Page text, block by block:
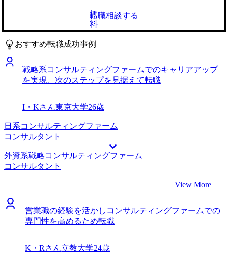
いませんが、人生においてチャレンジし続けたいので、起業
なども見据えレベルアップしていきたいです。
いう選択肢が非常に私の理想に合致していると判断しまし
た。 3社です。 結論から言うと、選考対策のレベルの高さで
す。 別のエージェントを利用し、一度面接対策をお願いし
ていましたが、正直対応のレベルが低く、このままケース面
接対策をお願いして良いのかと迷っていました。 その中
で、MyVisionさんの選考対策のレベルが高いと伺ったので連
絡しました。 レスポンススピードの速さや、コミュニケー
ションのスムーズさに驚き、すぐにお願いしようと思いまし
でなく選考対策全体のレベル感が非常に高かったです。 ケ
ンサルティングファーム出身のエージェントさんにケース面
接対策をしていただきました。フェルミ推定・ケース問題の
解き方だけでなく、いかにプレゼンするかというポイントで
も徹底的にフィードバックをいただきました。 「ここまで
レベルの高い水準が求められるのか」と思うこともありまし
ードで練度が上がったと感じます。無事戦略ファームから内
定を獲得できました。 非常に高いレベルの選考対策に、な
んとかキャッチアップできたことだと思っています。エージ
ェントさんとの対策だけでなく、紹介してもらった書籍を最
ありますが、海外からの転職活動だったので時差を踏まえた
面接日程の調整が大変でした。この辺りを全てMyVisionのエ
無
料
転職相談する
おすすめ転職成功事例
戦略系コンサルティングファームでのキャリアアップ
を実現、次のステップを見据えて転職
I・Kさん東京大学26歳
日系コンサルティングファーム
コンサルタント
外資系戦略コンサルティングファーム
コンサルタント
View More
営業職の経験を活かしコンサルティングファームでの
専門性を高めるため転職
K・Rさん立教大学24歳